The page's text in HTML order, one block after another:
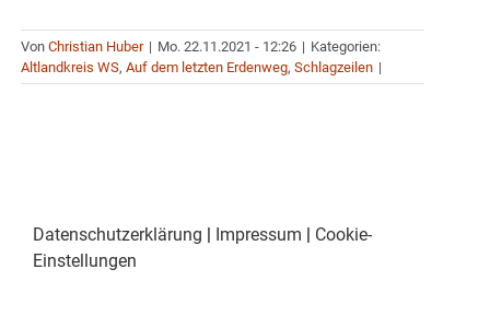
Von Christian Huber | Mo. 22.11.2021 - 12:26 | Kategorien:
Altlandkreis WS, Auf dem letzten Erdenweg, Schlagzeilen |
Datenschutzerklärung | Impressum | Cookie-
Einstellungen